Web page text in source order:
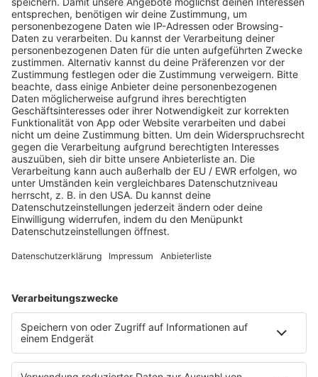
30.01.2023
HANDBALL-WM 8 - 2024 DANN DEUTSCHE
MEDAILLE! UND GLÜCKWÜNSCH
DÄNEMARK!
INFO
25.01.2023
HANDBALL-WM 7 - SCHADE!
INFO
23.01.2023
HANDBALL WM 6 - WAS HEISST DAS JETZT F
ÜRS VIERTELFINALE? FEAT. MARKUS GÖTZ
23.01.2023
149 - MESSI MAL GANZ ANDERS
21.01.2023
HANDBALL-WM 5 - DANKE STEINI!
INFO